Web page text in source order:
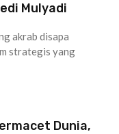
Mulyadi
akrab disapa
strategis yang
Dunia,